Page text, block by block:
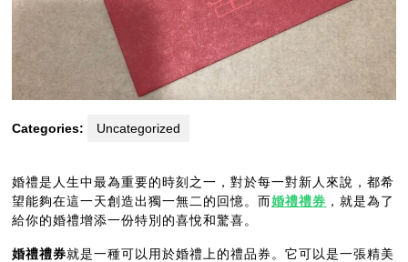
Categories: Uncategorized
婚禮是人生中最為重要的時刻之一，對於每一對新人來說，都希
望能夠在這一天創造出獨一無二的回憶。而婚禮禮券 ，就是為了
給你的婚禮增添一份特別的喜悅和驚喜。
婚禮禮券就是一種可以用於婚禮上的禮品券。它可以是一張精美